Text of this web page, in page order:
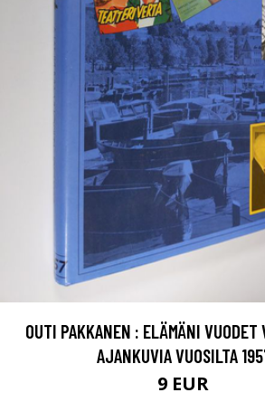
OUTI PAKKANEN : ELÄMÄNI VUODET
AJANKUVIA VUOSILTA
9 EUR